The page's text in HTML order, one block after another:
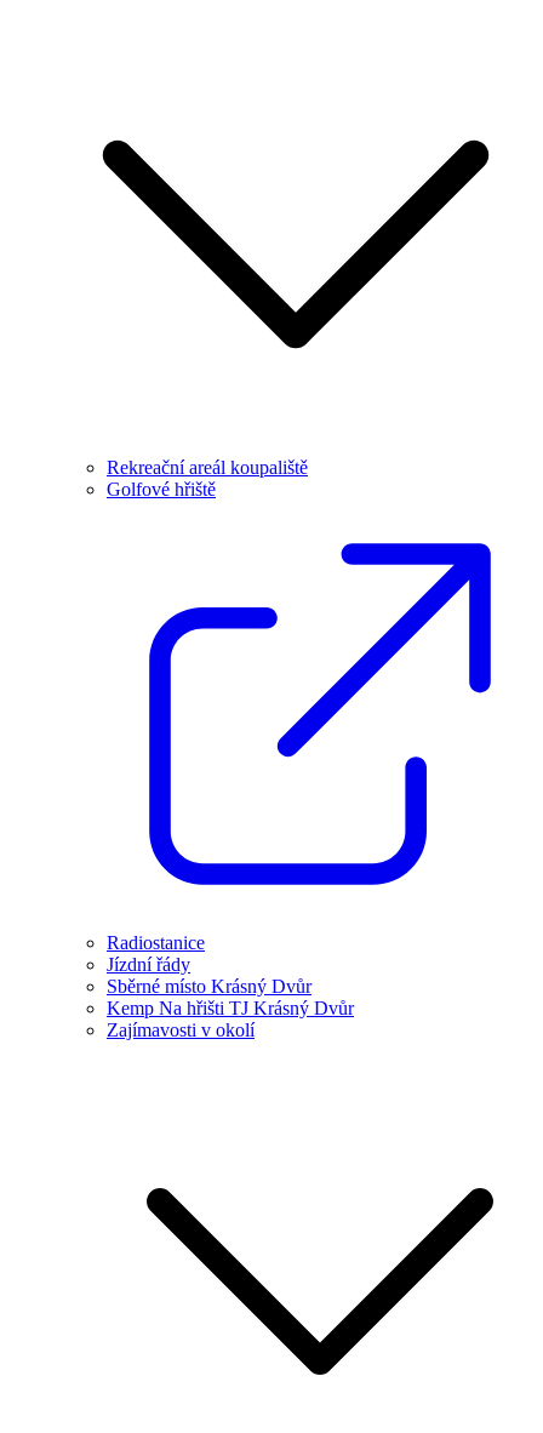
Rekreační areál koupaliště
Golfové hřiště
Radiostanice
Jízdní řády
Sběrné místo Krásný Dvůr
Kemp Na hřišti TJ Krásný Dvůr
Zajímavosti v okolí